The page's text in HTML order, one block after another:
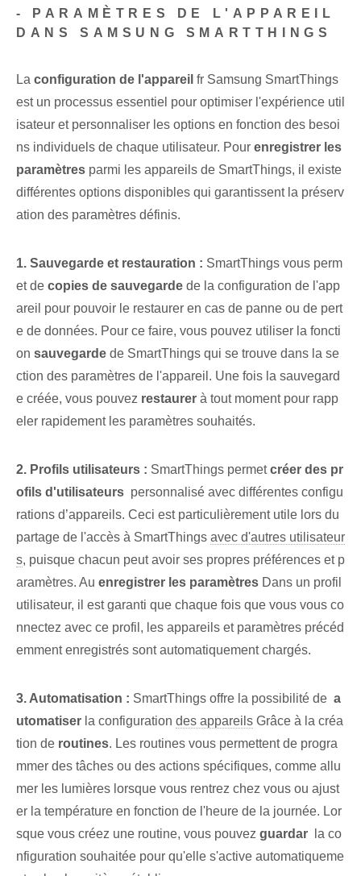
-​ PARAMÈTRES DE L'APPAREIL
DANS SAMSUNG SMARTTHINGS
La configuration de l'appareil fr⁢ Samsung SmartThings
est un processus essentiel pour optimiser l'expérience util
isateur et⁤ personnaliser les options⁣ en fonction des⁣ besoi
ns individuels de‌ chaque‌ utilisateur.‌ Pour enregistrer les
paramètres ‌parmi les appareils de SmartThings⁢, il existe ⁢
différentes ⁤options disponibles qui garantissent la préserv
ation des paramètres définis.
1. Sauvegarde et restauration : SmartThings‍ vous perm
et de copies de sauvegarde de la configuration de l'app
areil pour pouvoir le restaurer en cas de panne ou de pert
e de données. Pour ce faire, vous pouvez utiliser la foncti
on sauvegarde de SmartThings qui se trouve dans la se
ction des paramètres de l'appareil. Une fois la sauvegard
e créée, vous pouvez restaurer à tout moment pour ‌rapp
eler‍ rapidement les paramètres souhaités.
2. Profils utilisateurs : SmartThings ‌permetcréer des pr
ofils d'utilisateurs ​ personnalisé avec différentes configu
rations d’appareils. Ceci est particulièrement utile lors du
partage de l'accès à SmartThings avec d'autres utilisateur
s, puisque chacun peut avoir ses propres préférences et p
aramètres. Au enregistrer les paramètres Dans un profil
utilisateur, il est garanti que chaque fois que vous vous co
nnectez avec ce profil, les appareils et paramètres précéd
emment enregistrés sont automatiquement chargés.
3. Automatisation : SmartThings offre la possibilité de ⁤ a
utomatiser la configuration des appareils Grâce à la créa
tion de routines. Les routines vous permettent de progra
mmer des tâches ou des actions spécifiques, comme allu
mer les lumières lorsque vous rentrez chez vous ou ajust
er la température en fonction de l'heure de la journée. ​Lor
sque vous créez une routine, vous pouvez guardar ⁤ la co
nfiguration souhaitée pour qu'elle s'active automatiqueme